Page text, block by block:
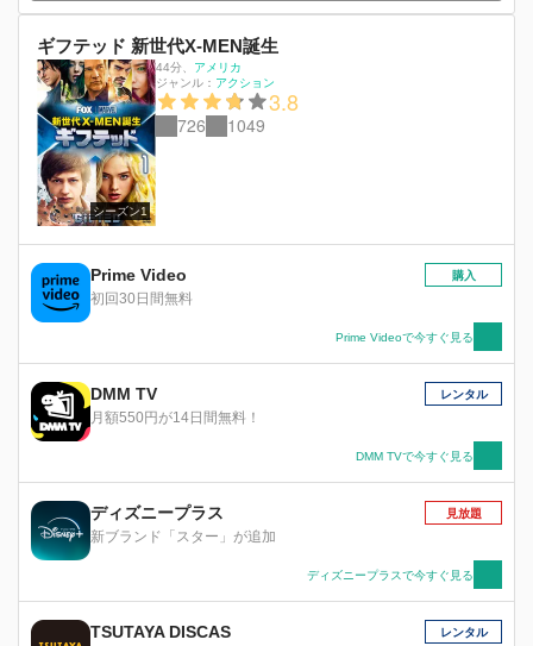
ギフテッド 新世代X-MEN誕生
シーズン1
44分
アメリカ
ジャンル： アクション
3.8
726 1049
Prime Video
初回30日間無料
購入
Prime Videoで今すぐ見る
DMM TV
月額550円が14日間無料！
レンタル
DMM TVで今すぐ見る
ディズニープラス
新ブランド「スター」が追加
見放題
ディズニープラスで今すぐ見る
TSUTAYA DISCAS レンタル